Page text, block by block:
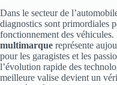
Dans le secteur de
diagnostics sont primordiales
fonctionnement des véhicules.
multimarque représente
pour les garagistes et les
l’évolution rapide des
meilleure valise devient un